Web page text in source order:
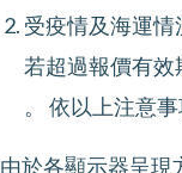
受疫情及海運情
若超過報價有
。 依以上注意
由於各顯示器呈現